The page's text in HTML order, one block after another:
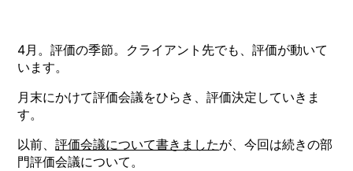
4月。評価の季節。クライアント先でも、評価が動いて
います。
月末にかけて評価会議をひらき、評価決定していきま
す。
以前、評価会議について書きましたが、今回は続きの部
門評価会議について。